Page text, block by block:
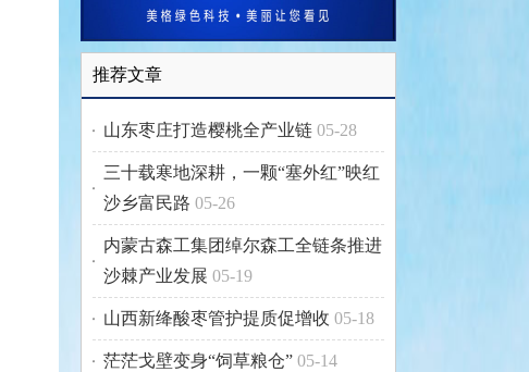
推荐文章
山东枣庄打造樱桃全产业链 05-28
三十载寒地深耕，一颗“塞外红”映红
沙乡富民路 05-26
内蒙古森工集团绰尔森工全链条推进
沙棘产业发展 05-19
山西新绛酸枣管护提质促增收 05-18
茫茫戈壁变身“饲草粮仓” 05-14